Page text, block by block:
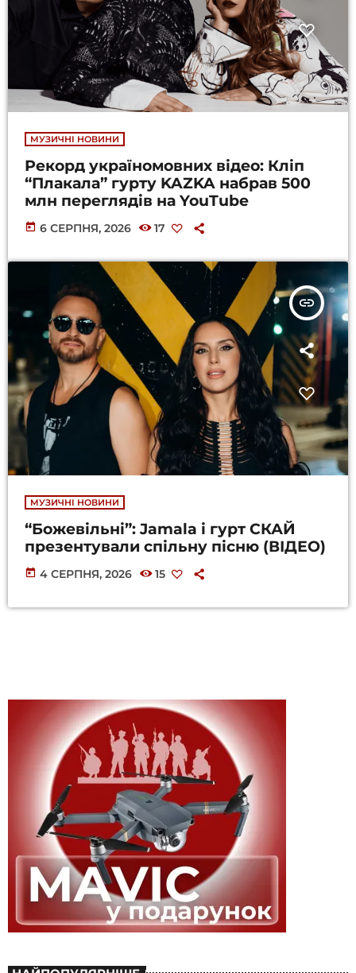
МУЗИЧНІ НОВИНИ
Рекорд україномовних відео: Кліп
“Плакала” гурту KAZKA набрав 500
млн переглядів на YouTube
today 6 СЕРПНЯ, 2026 17
insert_link
МУЗИЧНІ НОВИНИ
“Божевільні”: Jamala і гурт СКАЙ
презентували спільну пісню (ВІДЕО)
today 4 СЕРПНЯ, 2026 15